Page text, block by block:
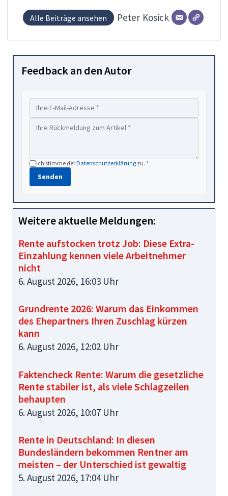
Alle Beiträge ansehen Peter Kosick
Feedback an den Autor
Ich stimme derDatenschutzerklärung zu. *
Senden
Weitere aktuelle Meldungen:
Rente aufstocken trotz Job: Diese Extra-
Einzahlung kennen viele Arbeitnehmer
nicht
6. August 2026, 16:03 Uhr
Grundrente 2026: Warum das Einkommen
des Ehepartners Ihren Zuschlag kürzen
kann
6. August 2026, 12:02 Uhr
Faktencheck Rente: Warum die gesetzliche
Rente stabiler ist, als viele Schlagzeilen
behaupten
6. August 2026, 10:07 Uhr
Rente in Deutschland: In diesen
Bundesländern bekommen Rentner am
meisten – der Unterschied ist gewaltig
5. August 2026, 17:04 Uhr